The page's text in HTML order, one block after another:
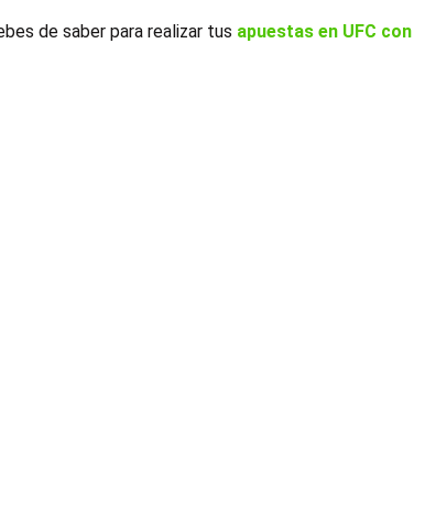
de saber para realizar tus apuestas en UFC con